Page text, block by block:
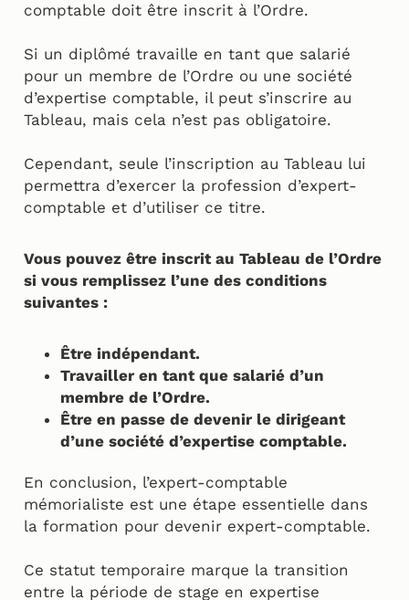
comptable doit être inscrit à l’Ordre.
Si un diplômé travaille en tant que salarié
pour un membre de l’Ordre ou une société
d’expertise comptable, il peut s’inscrire au
Tableau, mais cela n’est pas obligatoire.
Cependant, seule l’inscription au Tableau lui
permettra d’exercer la profession d’expert-
comptable et d’utiliser ce titre.
Vous pouvez être inscrit au Tableau de l’Ordre
si vous remplissez l’une des conditions
suivantes :
Être indépendant.
Travailler en tant que salarié d’un
membre de l’Ordre.
Être en passe de devenir le dirigeant
d’une société d’expertise comptable.
En conclusion, l’expert-comptable
mémorialiste est une étape essentielle dans
la formation pour devenir expert-comptable.
Ce statut temporaire marque la transition
entre la période de stage en expertise